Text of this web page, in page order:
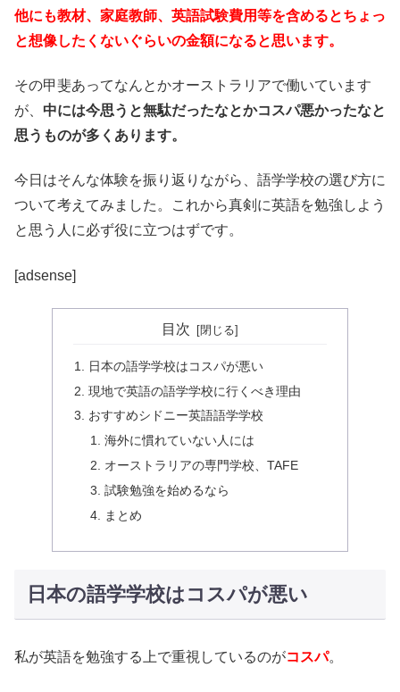
他にも教材、家庭教師、英語試験費用等を含めるとちょっ
と想像したくないぐらいの金額になると思います。
その甲斐あってなんとかオーストラリアで働いています
が、 中には今思うと無駄だったなとかコスパ悪かったなと
思うものが多くあります。
今日はそんな体験を振り返りながら、語学学校の選び方に
ついて考えてみました。これから真剣に英語を勉強しよう
と思う人に必ず役に立つはずです。
[adsense]
目次
日本の語学学校はコスパが悪い
現地で英語の語学学校に行くべき理由
おすすめシドニー英語語学学校
海外に慣れていない人には
オーストラリアの専門学校、TAFE
試験勉強を始めるなら
まとめ
日本の語学学校はコスパが悪い
私が英語を勉強する上で重視しているのがコスパ。